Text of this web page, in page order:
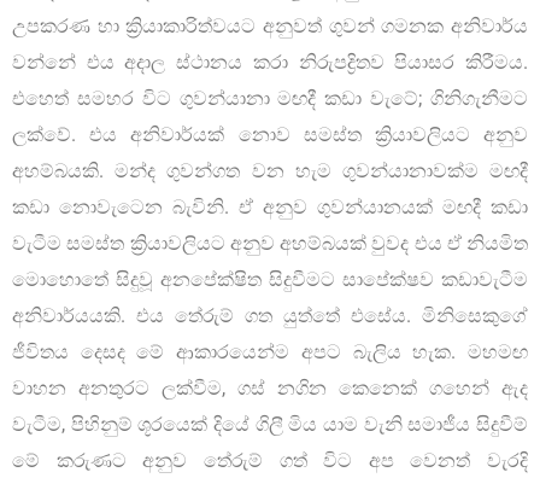
උපකරණ හා ක්‍රියාකාරිත්වයට අනුවත් ගුවන් ගමනක අනිවාර්ය
වන්නේ එය අදාල ස්ථානය කරා නිරුපද්‍රිතව පියාසර කිරීමය.
එහෙත් සමහර විට ගුවන්යානා මඟදී කඩා වැටේ; ගිනිගැනීමට
ලක්වේ. එය අනිවාර්යක් නොව සමස්ත ක්‍රියාවලියට අනුව
අහම්බයකි. මන්ද ගුවන්ගත වන හැම ගුවන්යානාවක්ම මඟදී
කඩා නොවැටෙන බැවිනි. ඒ අනුව ගුවන්යානයක් මඟදී කඩා
වැටීම සමස්ත ක්‍රියාවලියට අනුව අහම්බයක් වුවද එය ඒ නියමිත
මොහොතේ සිදුවූ අනපේක්ෂිත සිදුවීමට සාපේක්ෂව කඩාවැටීම
අනිවාර්යයකි. එය තේරුම් ගත යුත්තේ එසේය. මිනිසෙකුගේ
ජීවිතය දෙසද මේ ආකාරයෙන්ම අපට බැලිය හැක. මහමඟ
වාහන අනතුරට ලක්වීම, ගස් නගින කෙනෙක් ගහෙන් ඇද
වැටීම, පිහිනුම් ශූරයෙක් දියේ ගිලී මිය යාම වැනි සමාජීය සිදුවීම්
මේ කරුණට අනුව තේරුම් ගත් විට අප වෙනත් වැරදි